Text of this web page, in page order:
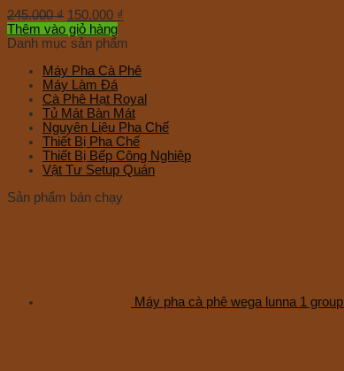
245.000₫ 150.000 ₫
Thêm vào giỏ hàng
Danh mục sản phẩm
Máy Pha Cà Phê
Máy Làm Đá
Cà Phê Hạt Royal
Tủ Mát Bàn Mát
Nguyên Liệu Pha Chế
Thiết Bị Pha Chế
Thiết Bị Bếp Công Nghiệp
Vật Tư Setup Quán
Sản phẩm bán chạy
Máy pha cà phê wega lunna 1 group